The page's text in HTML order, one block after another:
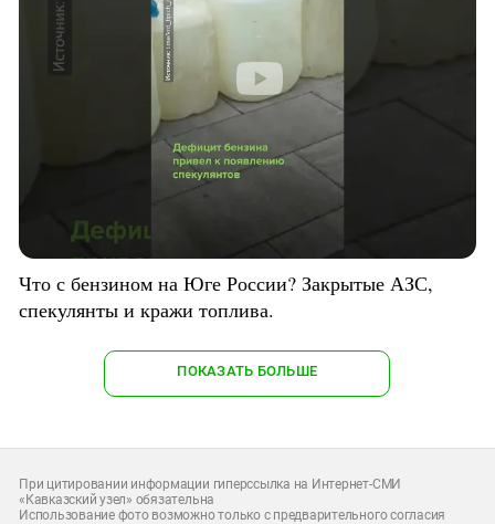
Что с бензином на Юге России? Закрытые АЗС,
спекулянты и кражи топлива.
ПОКАЗАТЬ БОЛЬШЕ
При цитировании информации гиперссылка на Интернет-СМИ
«Кавказский узел» обязательна
Использование фото возможно только с предварительного согласия